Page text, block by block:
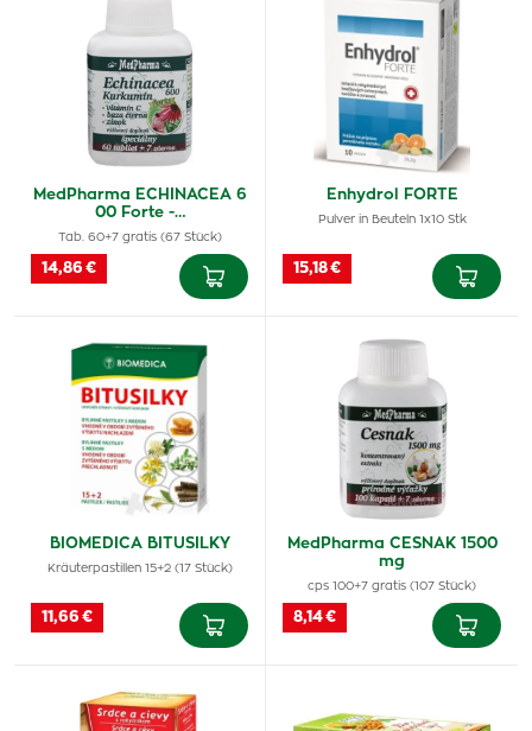
MedPharma ECHINACEA 6
00 Forte -…
Tab. 60+7 gratis (67 Stück)
14,86 €
Enhydrol FORTE
Pulver in Beuteln 1x10 Stk
15,18 €
BIOMEDICA BITUSILKY
Kräuterpastillen 15+2 (17 Stück)
11,66 €
MedPharma CESNAK 1500
mg
cps 100+7 gratis (107 Stück)
8,14 €